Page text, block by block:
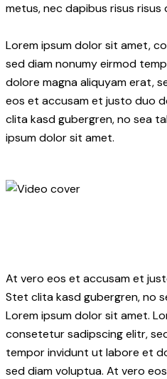
metus, nec dapibus risus risus
Lorem ipsum dolor sit amet,
sed diam nonumy eirmod
dolore magna aliquyam erat,
eos et accusam et justo duo
clita kasd gubergren, no sea
ipsum dolor sit amet.
At vero eos et accusam et
Stet clita kasd gubergren, no
Lorem ipsum dolor sit amet.
consetetur sadipscing elitr,
tempor invidunt ut labore et
sed diam voluptua. At vero